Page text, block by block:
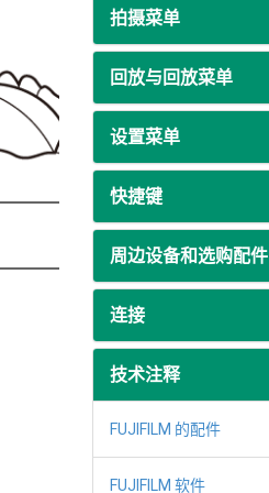
拍摄菜单
回放与回放菜单
设置菜单
快捷键
周边设备和选购配件
连接
技术注释
FUJIFILM 的配件
FUJIFILM 软件